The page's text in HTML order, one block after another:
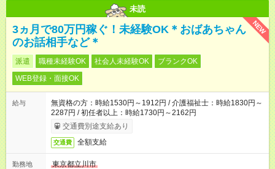
未読
NEW
3ヵ月で80万円稼ぐ！未経験OK＊おばあちゃん
のお話相手など＊
派遣 職種未経験OK 社会人未経験OK
ブランクOK
WEB登録・面接OK
給与
無資格の方：時給1530円～1912円 / 介護福祉士：時給1830円～
2287円 / 初任者以上：時給1730円～2162円
交通費別途支給あり
交通費 全額支給
勤務地
東京都立川市